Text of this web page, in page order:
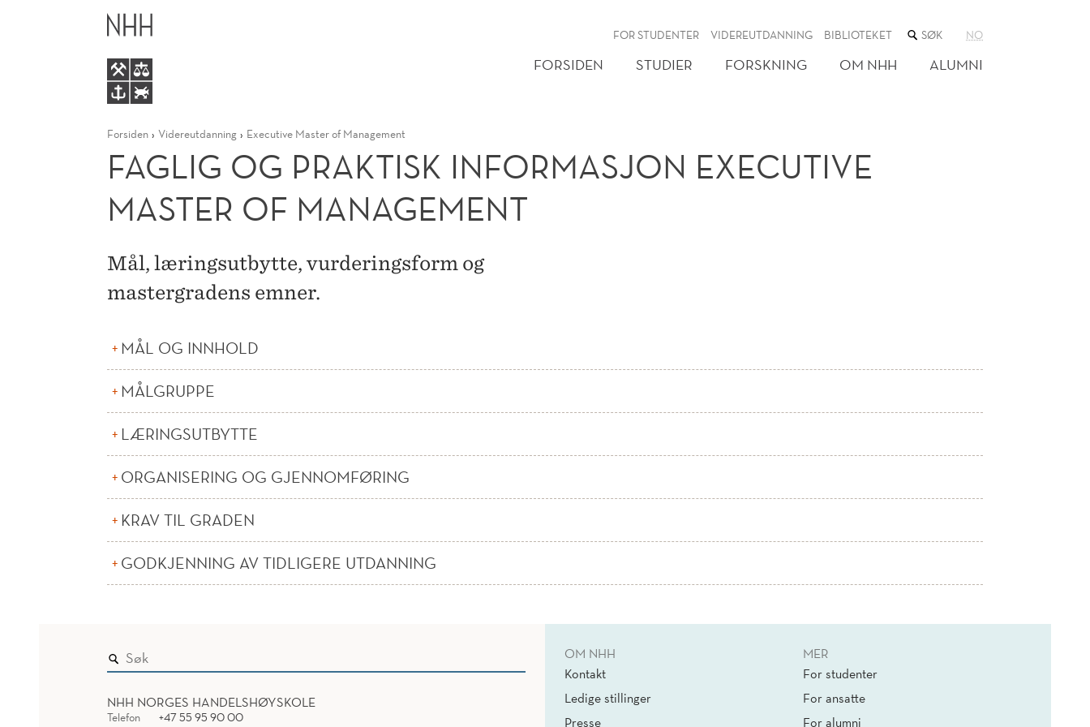
FAGLIG
PRAKTISK
INFORMASJON
EXECUTIVE
MASTER
MANAGEMENT
FOR STUDENTER VIDEREUTDANNING BIBLIOTEKET SØK
NETTSTEDET
NO
FORSIDEN STUDIER FORSKNING OM NHH ALUMNI
Forsiden Videreutdanning Executive Master of Management
FAGLIG OG PRAKTISK INFORMASJON EXECUTIVE
MASTER OF MANAGEMENT
Mål, læringsutbytte, vurderingsform og
mastergradens emner.
MÅL OG INNHOLD
MÅLGRUPPE
LÆRINGSUTBYTTE
ORGANISERING OG GJENNOMFØRING
KRAV TIL GRADEN
GODKJENNING AV TIDLIGERE UTDANNING
NHH NORGES HANDELSHØYSKOLE
Telefon
+47 55 95 90 00
OM NHH
Kontakt
Ledige stillinger
Presse
MER
For studenter
For ansatte
For alumni